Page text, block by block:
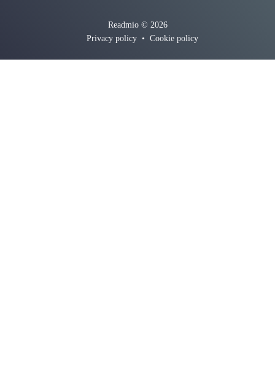
Readmio © 2026
Privacy policy • Cookie policy